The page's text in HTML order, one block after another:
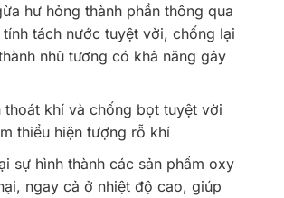
hư hỏng thành phần thông qua
tách nước tuyệt vời, chống lại
nhũ tương có khả năng gây
thoát khí và chống bọt tuyệt vời
thiểu hiện tượng rỗ khí
sự hình thành các sản phẩm oxy
ngay cả ở nhiệt độ cao, giúp